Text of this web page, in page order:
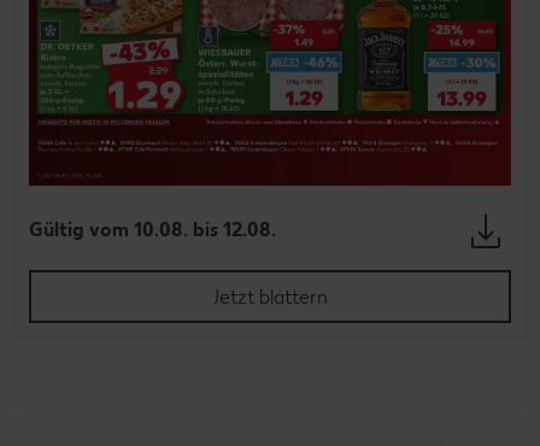
Gültig vom 10.08. bis 12.08.
Jetzt blättern